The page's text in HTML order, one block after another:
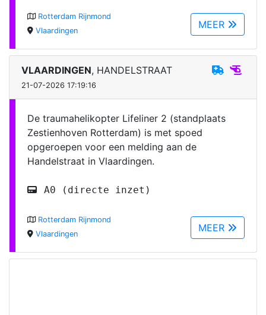
MEER
Rotterdam Rijnmond
Vlaardingen
VLAARDINGEN, HANDELSTRAAT
21-07-2026 17:19:16
De traumahelikopter Lifeliner 2 (standplaats
Zestienhoven Rotterdam) is met spoed
opgeroepen voor een melding aan de
Handelstraat in Vlaardingen.
A0 (directe inzet)
MEER
Rotterdam Rijnmond
Vlaardingen